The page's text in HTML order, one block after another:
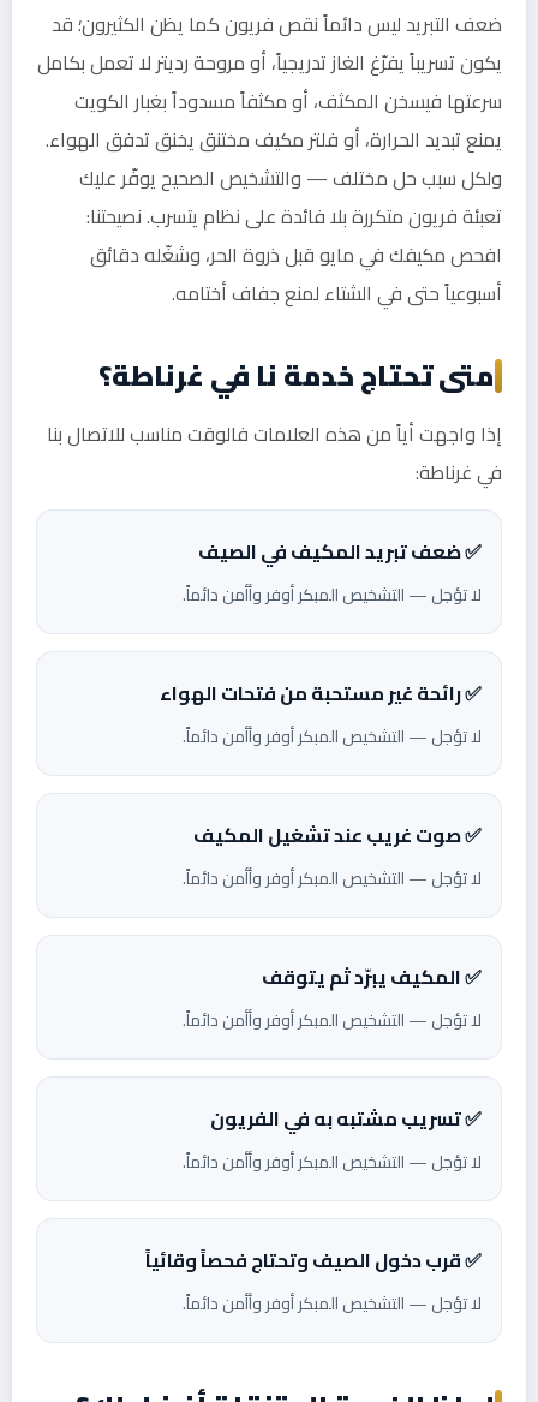
ضعف التبريد ليس دائماً نقص فريون كما يظن الكثيرون؛ قد
يكون تسريباً يفرّغ الغاز تدريجياً، أو مروحة رديتر لا تعمل بكامل
سرعتها فيسخن المكثف، أو مكثفاً مسدوداً بغبار الكويت
يمنع تبديد الحرارة، أو فلتر مكيف مختنق يخنق تدفق الهواء.
ولكل سبب حل مختلف — والتشخيص الصحيح يوفّر عليك
تعبئة فريون متكررة بلا فائدة على نظام يتسرب. نصيحتنا:
افحص مكيفك في مايو قبل ذروة الحر، وشغّله دقائق
أسبوعياً حتى في الشتاء لمنع جفاف أختامه.
متى تحتاج خدمة نا في غرناطة؟
إذا واجهت أياً من هذه العلامات فالوقت مناسب للاتصال بنا
في غرناطة:
✅ ضعف تبريد المكيف في الصيف
لا تؤجل — التشخيص المبكر أوفر وأأمن دائماً.
✅ رائحة غير مستحبة من فتحات الهواء
لا تؤجل — التشخيص المبكر أوفر وأأمن دائماً.
✅ صوت غريب عند تشغيل المكيف
لا تؤجل — التشخيص المبكر أوفر وأأمن دائماً.
✅ المكيف يبرّد ثم يتوقف
لا تؤجل — التشخيص المبكر أوفر وأأمن دائماً.
✅ تسريب مشتبه به في الفريون
لا تؤجل — التشخيص المبكر أوفر وأأمن دائماً.
✅ قرب دخول الصيف وتحتاج فحصاً وقائياً
لا تؤجل — التشخيص المبكر أوفر وأأمن دائماً.